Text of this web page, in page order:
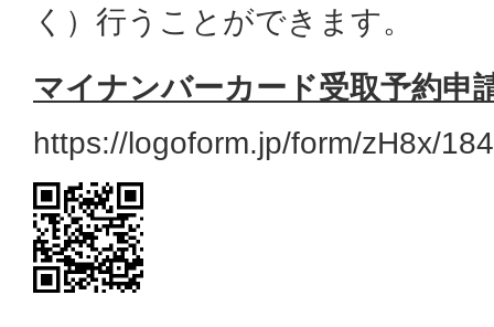
く）行うことができます。
マイナンバーカード受取予約申
https://logoform.jp/form/zH8x/